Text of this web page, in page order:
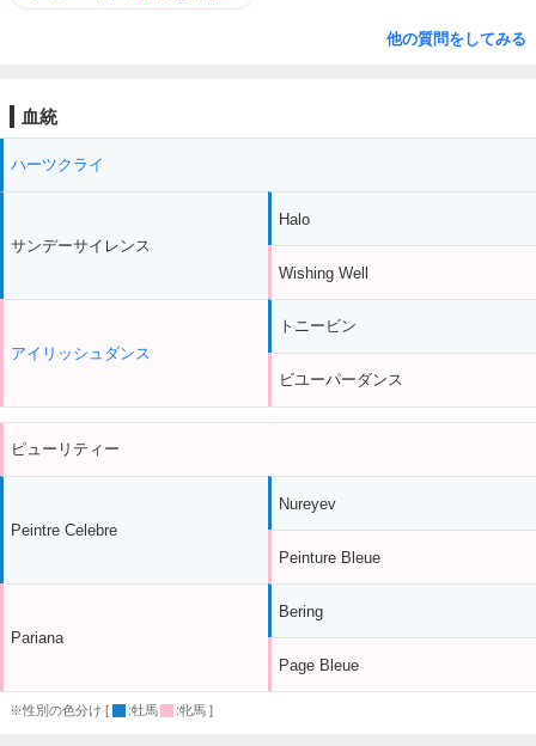
他の質問をしてみる
血統
ハーツクライ
サンデーサイレンス
アイリッシュダンス
Halo
Wishing Well
トニービン
ビユーパーダンス
ピューリティー
Peintre Celebre
Pariana
Nureyev
Peinture Bleue
Bering
Page Bleue
※性別の色分け [ :牡馬 :牝馬 ]